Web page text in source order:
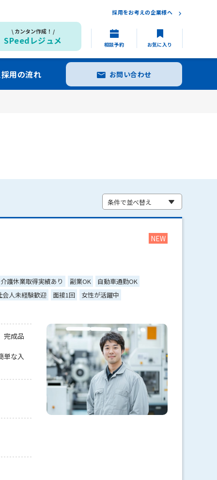
カンタン作成！
SPeedレジュメ
採用をお考えの企業様へ
相談予約 お気に入り
用の流れ お問い合わせ
条件で並べ替え
護休業取得実績あり 副業OK
自動車通勤OK
会人未経験歓迎
面接1回 女性が活躍中
完成品
単な入